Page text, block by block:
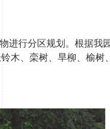
进行分区规划。根据我
木、栾树、旱柳、榆树